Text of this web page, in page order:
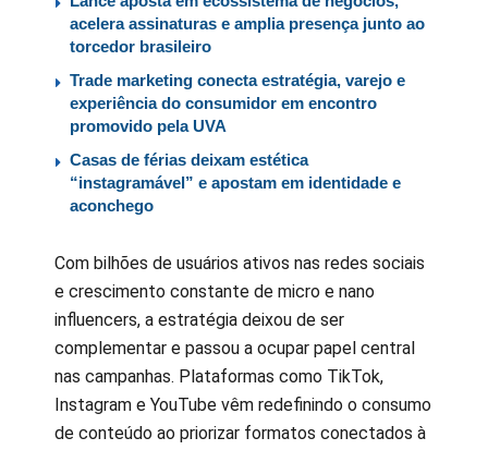
acelera assinaturas e amplia presença junto ao
torcedor brasileiro
Trade marketing conecta estratégia, varejo e
experiência do consumidor em encontro
promovido pela UVA
Casas de férias deixam estética
“instagramável” e apostam em identidade e
aconchego
Com bilhões de usuários ativos nas redes sociais
e crescimento constante de micro e nano
influencers, a estratégia deixou de ser
complementar e passou a ocupar papel central
nas campanhas. Plataformas como TikTok,
Instagram e YouTube vêm redefinindo o consumo
de conteúdo ao priorizar formatos conectados à